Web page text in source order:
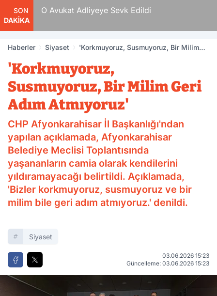
SON
DAKİKA
O Avukat Adliyeye Sevk Edildi
Haberler Siyaset
'Korkmuyoruz, Susmuyoruz, Bir Milim
'Korkmuyoruz,
Susmuyoruz, Bir Milim Geri
Adım Atmıyoruz'
CHP Afyonkarahisar İl Başkanlığı'ndan
yapılan açıklamada, Afyonkarahisar
Belediye Meclisi Toplantısında
yaşananların camia olarak kendilerini
yıldıramayacağı belirtildi. Açıklamada,
'Bizler korkmuyoruz, susmuyoruz ve bir
milim bile geri adım atmıyoruz.' denildi.
Siyaset
03.06.2026 15:23
Güncelleme: 03.06.2026 15:23